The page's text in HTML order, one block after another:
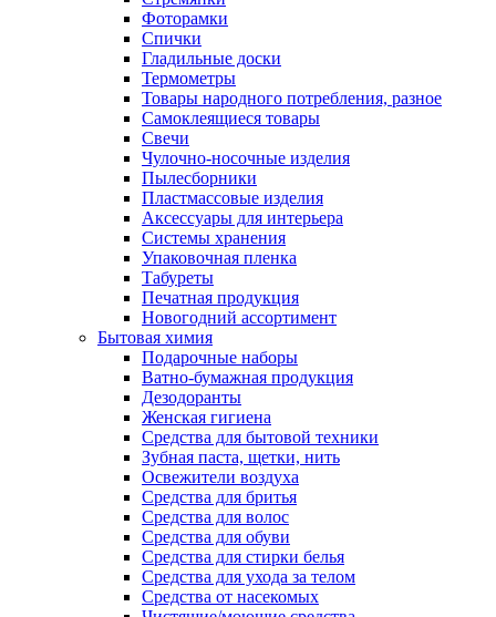
Фоторамки
Спички
Гладильные доски
Термометры
Товары народного потребления, разное
Самоклеящиеся товары
Свечи
Чулочно-носочные изделия
Пылесборники
Пластмассовые изделия
Аксессуары для интерьера
Системы хранения
Упаковочная пленка
Табуреты
Печатная продукция
Новогодний ассортимент
Бытовая химия
Подарочные наборы
Ватно-бумажная продукция
Дезодоранты
Женская гигиена
Средства для бытовой техники
Зубная паста, щетки, нить
Освежители воздуха
Средства для бритья
Средства для волос
Средства для обуви
Средства для стирки белья
Средства для ухода за телом
Средства от насекомых